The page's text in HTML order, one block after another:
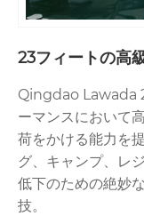
23フィートの高
Qingdao Lawada
ーマンスにおいて
荷をかける能力を
グ、キャンプ、レ
低下のための絶妙
技。